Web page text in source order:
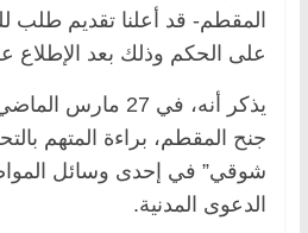
المقطم- قد أعلنا تقديم طلب
على الحكم وذلك بعد الإطلاع
يذكر أنه، في 27
جنح المقطم، براءة المتهم
شوقي” في إحدى وسائل
الدعوى المدنية.